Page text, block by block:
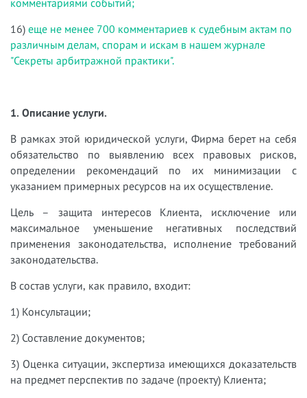
комментариями событий;
16) еще не менее 700 комментариев к судебным актам по
различным делам, спорам и искам в нашем журнале
"Секреты арбитражной практики".
1. Описание услуги.
В рамках этой юридической услуги, Фирма берет на себя
обязательство по выявлению всех правовых рисков,
определении рекомендаций по их минимизации с
указанием примерных ресурсов на их осуществление.
Цель – защита интересов Клиента, исключение или
максимальное уменьшение негативных последствий
применения законодательства, исполнение требований
законодательства.
В состав услуги, как правило, входит:
1) Консультации;
2) Составление документов;
3) Оценка ситуации, экспертиза имеющихся доказательств
на предмет перспектив по задаче (проекту) Клиента;